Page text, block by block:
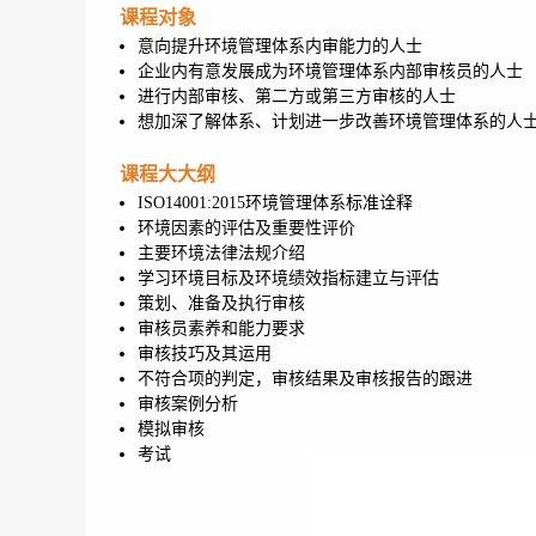
课程对象
意向提升环境管理体系内审能力的人士
企业内有意发展成为环境管理体系内部审核员的人士
进行内部审核、第二方或第三方审核的人士
想加深了解体系、计划进一步改善环境管理体系的人
课程大大纲
ISO14001:2015环境管理体系标准诠释
环境因素的评估及重要性评价
主要环境法律法规介绍
学习环境目标及环境绩效指标建立与评估
策划、准备及执行审核
审核员素养和能力要求
审核技巧及其运用
不符合项的判定，审核结果及审核报告的跟进
审核案例分析
模拟审核
考试